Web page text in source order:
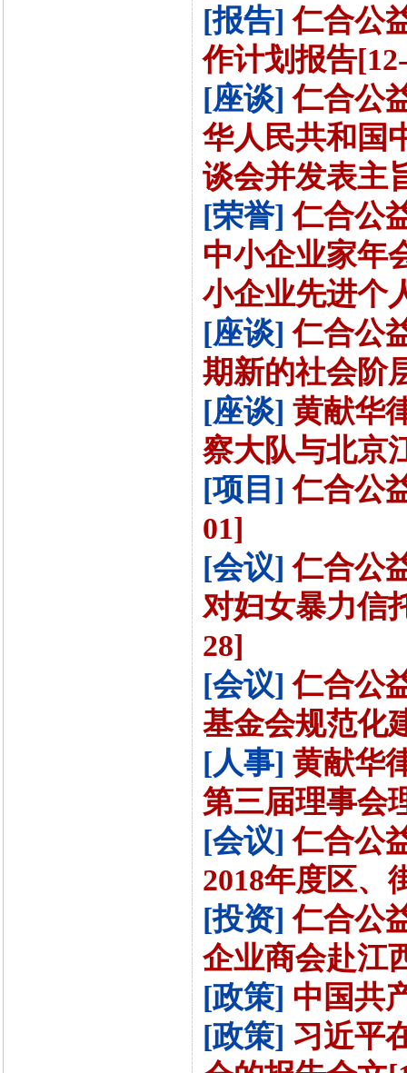
[报告] 仁合公
作计划报告
[座谈] 仁合公
华人民共和国
谈会并发表主
[荣誉] 仁合公
中小企业家年
小企业先进个
[座谈] 仁合公
期新的社会阶
[座谈] 黄献华
察大队与北京
[项目] 仁合公
01]
[会议] 仁合公
对妇女暴力信
28]
[会议] 仁合公
基金会规范化
[人事] 黄献华
第三届理事会
[会议] 仁合公
2018年度区、
[投资] 仁合公
企业商会赴江
[政策] 中国共
[政策] 习近平